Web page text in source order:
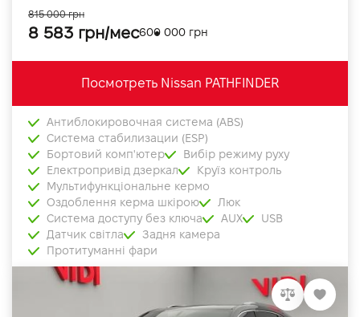
8 583 грн/мес600 000 грн
815 000 грн
Посмотреть Nissan PATHFINDER
Антиблокировочная система (ABS)
Система стабилизации (ESP)
Бортовий комп'ютер
Вибір режиму руху
Електропривід дзеркал
Круїз контроль
Мультифункціональне кермо
Оздоблення керма шкірою
Люк
Система доступу без ключа
AUX
USB
Датчик світла
Задня камера
Протитуманні фари